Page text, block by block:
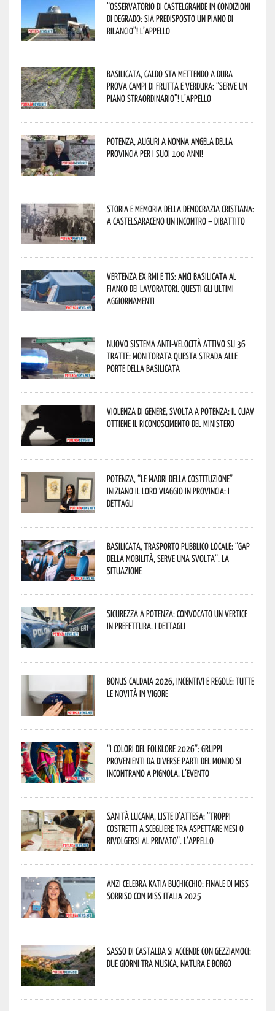
“Osservatorio di Castelgrande in condizioni
di degrado: sia predisposto un piano di
rilancio”! L’appello
Basilicata, caldo sta mettendo a dura
prova campi di frutta e verdura: “Serve un
piano straordinario”! L’appello
Potenza, auguri a nonna Angela della
provincia per i suoi 100 anni!
Storia e memoria della Democrazia Cristiana:
a Castelsaraceno un incontro – dibattito
Vertenza ex RMI e TIS: ANCI Basilicata al
fianco dei lavoratori. Questi gli ultimi
aggiornamenti
Nuovo sistema anti-velocità attivo su 36
tratte: monitorata questa strada alle
porte della Basilicata
Violenza di genere, svolta a Potenza: il CUAV
ottiene il riconoscimento del Ministero
Potenza, “Le Madri della Costituzione”
iniziano il loro viaggio in provincia: i
dettagli
Basilicata, trasporto pubblico locale: “Gap
della mobilità, serve una svolta”. La
situazione
Sicurezza a Potenza: convocato un vertice
in Prefettura. I dettagli
Bonus caldaia 2026, incentivi e regole: tutte
le novità in vigore
“I Colori del Folklore 2026”: gruppi
provenienti da diverse parti del mondo si
incontrano a Pignola. L’evento
Sanità lucana, liste d’attesa: “Troppi
costretti a scegliere tra aspettare mesi o
rivolgersi al privato”. L’appello
Anzi celebra Katia Buchicchio: finale di Miss
Sorriso con Miss Italia 2025
Sasso di Castalda si accende con Gezziamoci:
due giorni tra musica, natura e borgo